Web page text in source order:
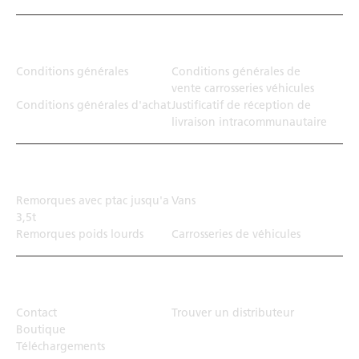
Conditions générales
Conditions générales de
vente carrosseries véhicules
Conditions générales d'achatJustificatif de réception de
livraison intracommunautaire
Remorques avec ptac jusqu'a
3,5t
Vans
Remorques poids lourds Carrosseries de véhicules
Contact
Trouver un distributeur
Boutique
Téléchargements